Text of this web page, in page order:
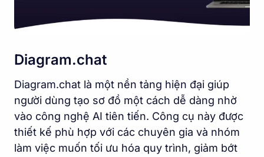
Diagram.chat
Diagram.chat là một nền tảng hiện đại giúp
người dùng tạo sơ đồ một cách dễ dàng nhờ
vào công nghệ AI tiên tiến. Công cụ này được
thiết kế phù hợp với các chuyên gia và nhóm
làm việc muốn tối ưu hóa quy trình, giảm bớt